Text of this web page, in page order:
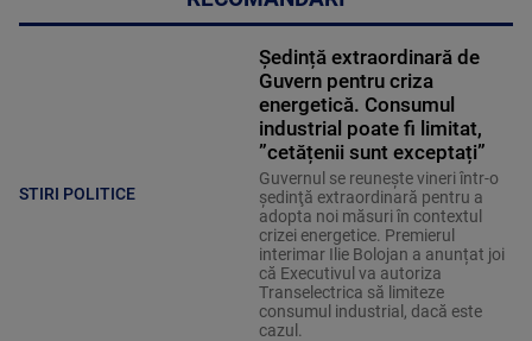
STIRI POLITICE
Ședință extraordinară de
Guvern pentru criza
energetică. Consumul
industrial poate fi limitat,
”cetățenii sunt exceptați”
Guvernul se reuneşte vineri într-o
şedinţă extraordinară pentru a
adopta noi măsuri în contextul
crizei energetice. Premierul
interimar Ilie Bolojan a anunțat joi
că Executivul va autoriza
Transelectrica să limiteze
consumul industrial, dacă este
cazul.